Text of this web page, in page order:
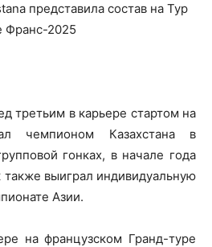
представила состав на Тур
Франс-2025
третьим в карьере стартом на
чемпионом Казахстана в
гонках, в начале года
также выиграл индивидуальную
Азии.
на французском Гранд-туре